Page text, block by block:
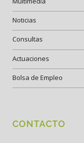
Noticias
Consultas
Actuaciones
Bolsa de Empleo
CONTACTO